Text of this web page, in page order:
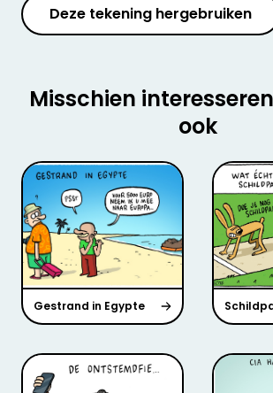
Deze tekening hergebruiken
Misschien
ook
Gestrand in Egypte